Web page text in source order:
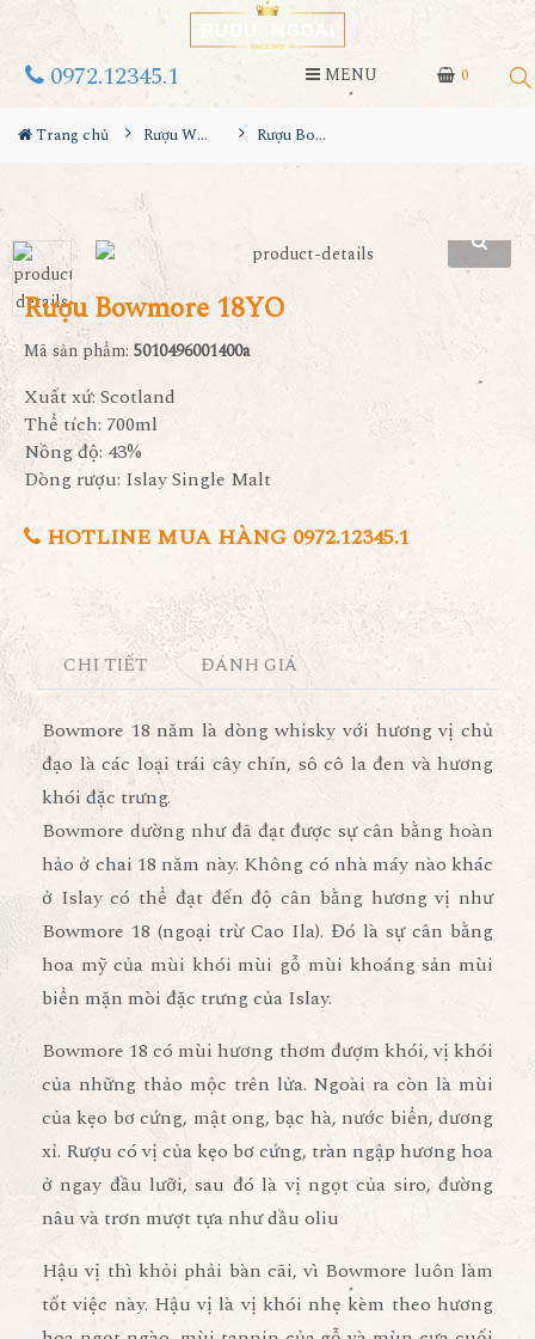
0
0972.12345.1 MENU
Trang chủ Rượu Whisky Rượu Bowmore 18YO
Rượu Bowmore 18YO
Mã sản phẩm: 5010496001400a
Xuất xứ: Scotland
Thể tích: 700ml
Nồng độ: 43%
Dòng rượu: Islay Single Malt
HOTLINE MUA HÀNG 0972.12345.1
CHI TIẾT ĐÁNH GIÁ
Bowmore 18 năm là dòng whisky với hương vị chủ
đạo là các loại trái cây chín, sô cô la đen và hương
khói đặc trưng.
Bowmore dường như đã đạt được sự cân bằng hoàn
hảo ở chai 18 năm này. Không có nhà máy nào khác
ở Islay có thể đạt đến độ cân bằng hương vị như
Bowmore 18 (ngoại trừ Cao Ila). Đó là sự cân bằng
hoa mỹ của mùi khói mùi gỗ mùi khoáng sản mùi
biển mặn mòi đặc trưng của Islay.
Bowmore 18 có mùi hương thơm đượm khói, vị khói
của những thảo mộc trên lửa. Ngoài ra còn là mùi
của kẹo bơ cứng, mật ong, bạc hà, nước biển, dương
xỉ. Rượu có vị của kẹo bơ cứng, tràn ngập hương hoa
ở ngay đầu lưỡi, sau đó là vị ngọt của siro, đường
nâu và trơn mượt tựa như dầu oliu
Hậu vị thì khỏi phải bàn cãi, vì Bowmore luôn làm
tốt việc này. Hậu vị là vị khói nhẹ kèm theo hương